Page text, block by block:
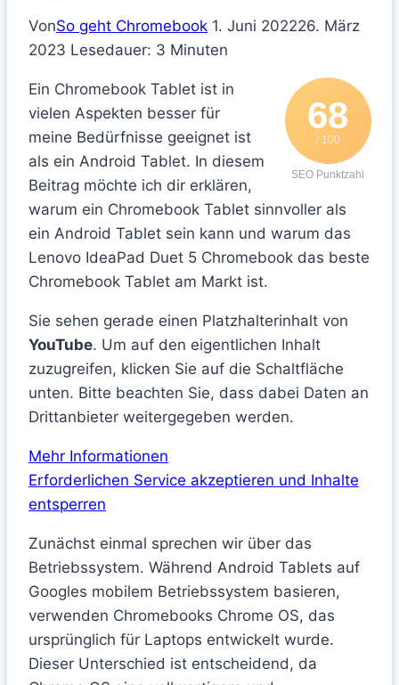
VonSo geht Chromebook 1. Juni 202226. März
2023 Lesedauer: 3 Minuten
68
/ 100
SEO Punktzahl
Ein Chromebook Tablet ist in
vielen Aspekten besser für
meine Bedürfnisse geeignet ist
als ein Android Tablet. In diesem
Beitrag möchte ich dir erklären,
warum ein Chromebook Tablet sinnvoller als
ein Android Tablet sein kann und warum das
Lenovo IdeaPad Duet 5 Chromebook das beste
Chromebook Tablet am Markt ist.
Sie sehen gerade einen Platzhalterinhalt von
YouTube. Um auf den eigentlichen Inhalt
zuzugreifen, klicken Sie auf die Schaltfläche
unten. Bitte beachten Sie, dass dabei Daten an
Drittanbieter weitergegeben werden.
Mehr Informationen
Erforderlichen Service akzeptieren und Inhalte
entsperren
Zunächst einmal sprechen wir über das
Betriebssystem. Während Android Tablets auf
Googles mobilem Betriebssystem basieren,
verwenden Chromebooks Chrome OS, das
ursprünglich für Laptops entwickelt wurde.
Dieser Unterschied ist entscheidend, da